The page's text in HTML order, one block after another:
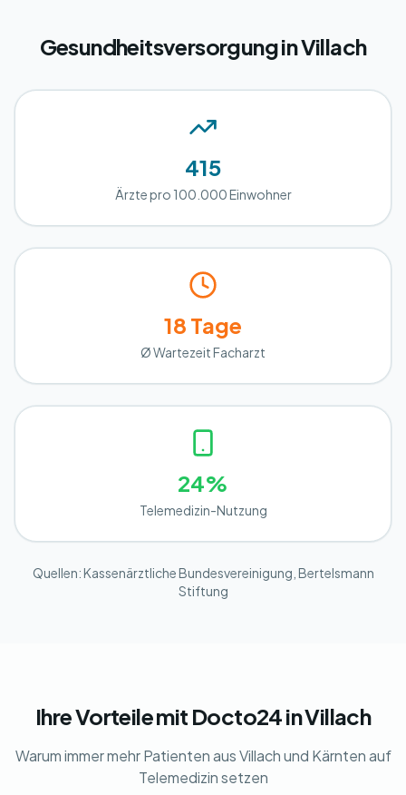
Gesundheitsversorgung in Villach
415
Ärzte pro 100.000 Einwohner
18 Tage
Ø Wartezeit Facharzt
24%
Telemedizin-Nutzung
Quellen: Kassenärztliche Bundesvereinigung, Bertelsmann
Stiftung
Ihre Vorteile mit Docto24 in Villach
Warum immer mehr Patienten aus Villach und Kärnten auf
Telemedizin setzen